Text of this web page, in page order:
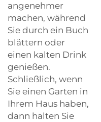
angenehmer
machen, während
Sie durch ein Buch
blättern oder
einen kalten Drink
genießen.
Schließlich, wenn
Sie einen Garten in
Ihrem Haus haben,
dann halten Sie